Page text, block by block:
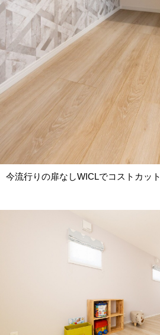
今流行りの扉なしWICLでコストカット